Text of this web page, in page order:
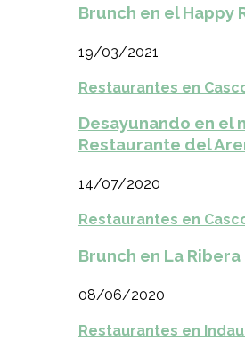
Brunch en el Happy
19/03/2021
Restaurantes en
Desayunando en el
Restaurante del
14/07/2020
Restaurantes en
Brunch en La
08/06/2020
Restaurantes en